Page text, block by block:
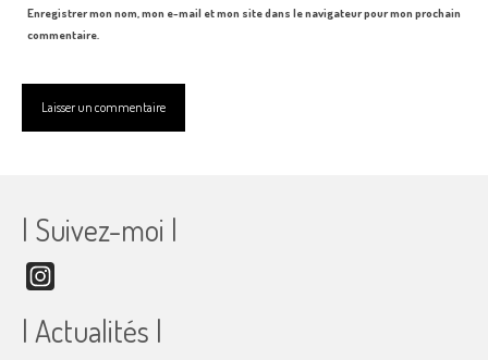
Enregistrer mon nom, mon e-mail et mon site dans le navigateur pour mon prochain
commentaire.
| Suivez-moi |
| Actualités |